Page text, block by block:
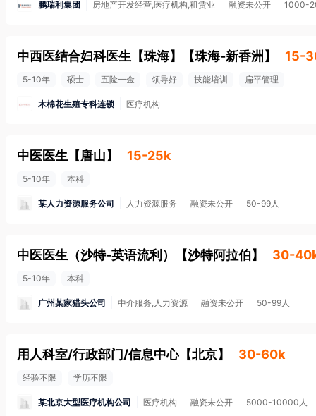
鹏瑞利集团 房地产开发经营,医疗机构,租赁业 融资未公开 1000-
中西医结合妇科医生【珠海】 【珠海-新香洲 】 15-
5-10年 硕士 五险一金 领导好 技能培训 扁平管理
木棉花生殖专科连锁 医疗机构
中医医生 【唐山】 15-25k
5-10年 本科
某人力资源服务公司 人力资源服务 融资未公开 50-99人
中医医生（沙特-英语流利） 【沙特阿拉伯】 30-
5-10年 本科
广州某家猎头公司 中介服务,人力资源 融资未公开 50-99人
用人科室/行政部门/信息中心 【北京】 30-60k
经验不限 学历不限
某北京大型医疗机构公司 医疗机构 融资未公开 5000-10000人